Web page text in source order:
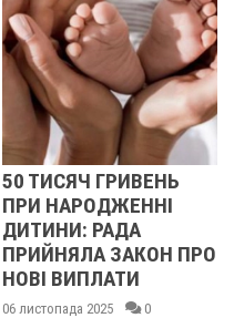
ПРО
0
У ПОЛТАВІ
СИРОТИ